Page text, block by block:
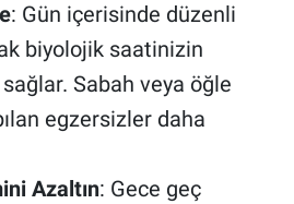
: Gün içerisinde düzenli
biyolojik saatinizin
Sabah veya öğle
egzersizler daha
Azaltın: Gece geç